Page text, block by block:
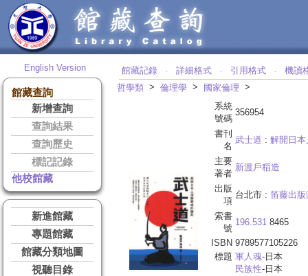
English Version
館藏查詢
新增查詢
查詢結果
查詢歷史
標記記錄
他校館藏
新進館藏
專題館藏
館藏分類地圖
視聽目錄
館藏記錄 ‧ 詳細格式 ‧ 引用格式 ‧
機讀
哲學類 > 倫理學 > 國家倫理 >
系統
號碼
356954
書刊
名
武士道 : 解開日
主要
著者
新渡戶稻造
出版
項
台北市 : 笛藤出
索書
號
196.531 8465
ISBN 9789577105226
標題 軍人魂-日本
民族性-日本